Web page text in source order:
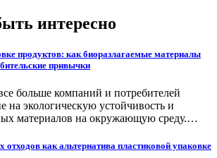
интересно
продуктов: как биоразлагаемые материалы
привычки
больше компаний и потребителей
на экологическую устойчивость и
материалов на окружающую среду.…
отходов как альтернатива пластиковой упаковке